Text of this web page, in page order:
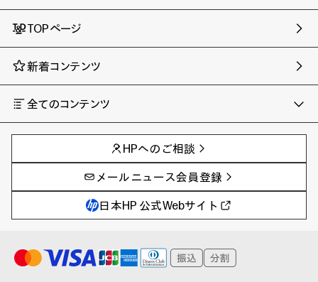
TOPページ
新着コンテンツ
全てのコンテンツ
AIの進化と活用事例
製品トレンド & レビュー
サイバーセキュリティ
教育とテクノロジー
ハイブリッドワーク
プリンター
事例
イベントレポート
AI PC
AIワークステーション
Poly
WXP（DEXツール）
タグ一覧
HPへのご相談
メールニュース会員登録
日本HP 公式Webサイト